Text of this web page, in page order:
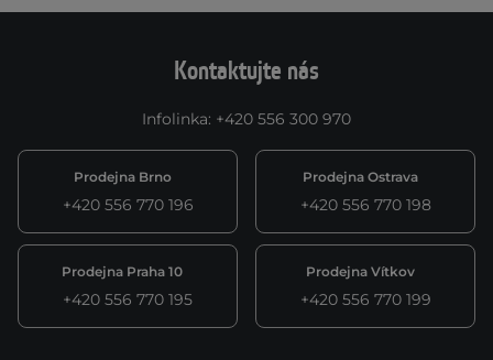
Kontaktujte nás
Infolinka: +420 556 300 970
Prodejna Brno
+420 556 770 196
Prodejna Ostrava
+420 556 770 198
Prodejna Praha 10
+420 556 770 195
Prodejna Vítkov
+420 556 770 199